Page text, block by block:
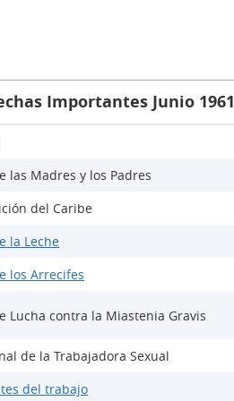
Importantes Junio 1961
las Madres y los Padres
del Caribe
la Leche
los Arrecifes
Lucha contra la Miastenia Gravis
de la Trabajadora Sexual
del trabajo